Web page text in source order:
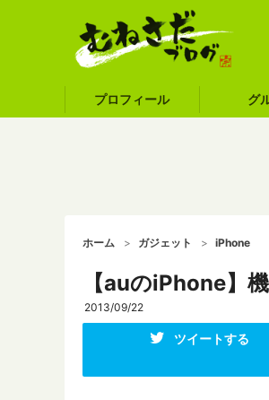
プロフィール グ
ホーム ガジェット iPhone
【auのiPhone】
2013/09/22
ツイートする